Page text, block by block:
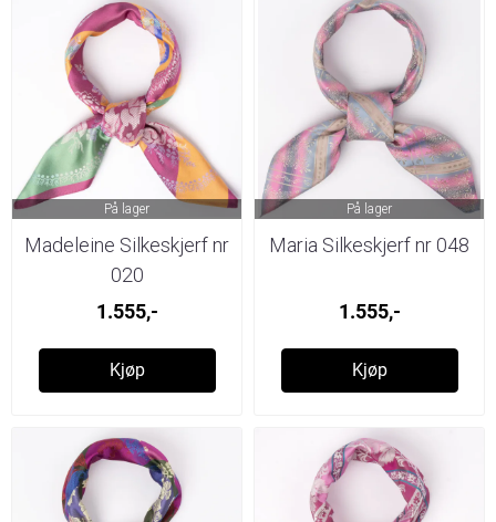
På lager
Madeleine Silkeskjerf nr
020
1.555,-
Kjøp
På lager
Maria Silkeskjerf nr 048
1.555,-
Kjøp